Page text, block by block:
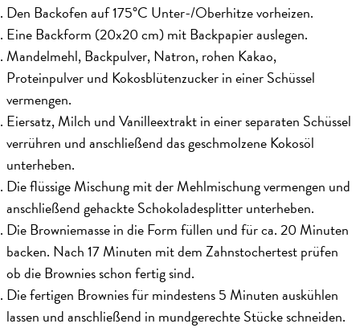
Den Backofen auf 175°C Unter-/Oberhitze vorheizen.
Eine Backform (20x20 cm) mit Backpapier auslegen.
Mandelmehl, Backpulver, Natron, rohen Kakao,
Proteinpulver und Kokosblütenzucker in einer Schüssel
vermengen.
Eiersatz, Milch und Vanilleextrakt in einer separaten Schüssel
verrühren und anschließend das geschmolzene Kokosöl
unterheben.
Die flüssige Mischung mit der Mehlmischung vermengen und
anschließend gehackte Schokoladesplitter unterheben.
Die Browniemasse in die Form füllen und für ca. 20 Minuten
backen. Nach 17 Minuten mit dem Zahnstochertest prüfen
ob die Brownies schon fertig sind.
Die fertigen Brownies für mindestens 5 Minuten auskühlen
lassen und anschließend in mundgerechte Stücke schneiden.